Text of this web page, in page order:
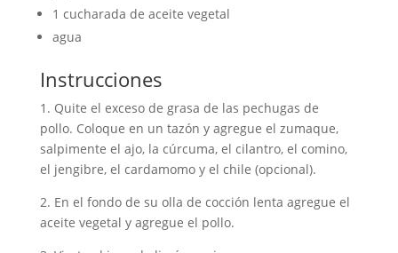
1 cucharada de aceite vegetal
agua
Instrucciones
1. Quite el exceso de grasa de las pechugas de
pollo. Coloque en un tazón y agregue el zumaque,
salpimente el ajo, la cúrcuma, el cilantro, el comino,
el jengibre, el cardamomo y el chile (opcional).
2. En el fondo de su olla de cocción lenta agregue el
aceite vegetal y agregue el pollo.